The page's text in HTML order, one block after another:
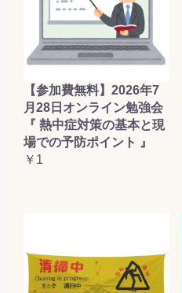
【参加費無料】2026年7
月28日オンライン勉強会
『 熱中症対策の基本と現
場での予防ポイント 』
￥1